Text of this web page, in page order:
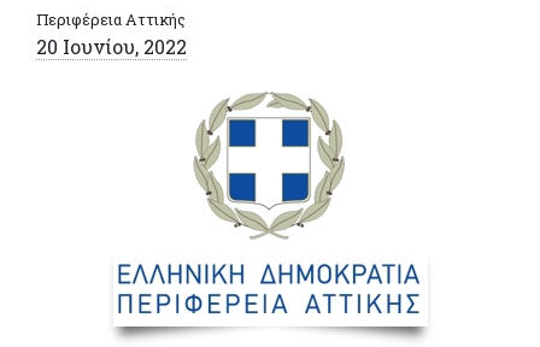
Περιφέρεια Αττικής
20 Ιουνίου, 2022